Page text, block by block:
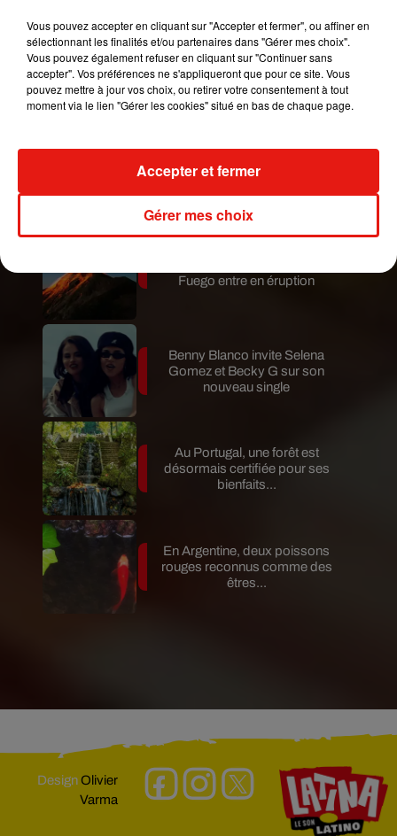
Le fourmilier géant fait son retour
en Argentine, et en pleine...
son nouvel album… avec des
Fuego entre en éruption
Benny Blanco invite Selena
Gomez et Becky G sur son
nouveau single
Au Portugal, une forêt est
désormais certifiée pour ses
bienfaits...
En Argentine, deux poissons
rouges reconnus comme des
êtres...
DesignOlivier
Varma
Vous pouvez accepter en cliquant sur "Accepter et fermer", ou affiner en
sélectionnant les finalités et/ou partenaires dans "Gérer mes choix".
Vous pouvez également refuser en cliquant sur "Continuer sans
accepter". Vos préférences ne s'appliqueront que pour ce site. Vous
pouvez mettre à jour vos choix, ou retirer votre consentement à tout
moment via le lien "Gérer les cookies" situé en bas de chaque page.
Gérer mes choix
Accepter et fermer